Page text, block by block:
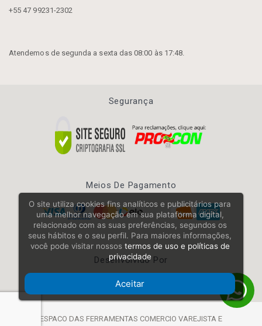
+55 47 99231-2302
Atendemos de segunda a sexta das 08:00 às 17:48.
Segurança
Meios De Pagamento
Desenvolvido Por
ESPACO DAS FERRAMENTAS COMERCIO VAREJISTA E
O site utiliza cookies fins analíticos e publicitários para
uma melhor navegação em sua plataforma digital,
relacionado com as suas preferências, segundos os
seus hábitos e o seu perfil. Para maiores informações,
você pode visitar nossos termos de uso e políticas de
privacidade
Aceitar